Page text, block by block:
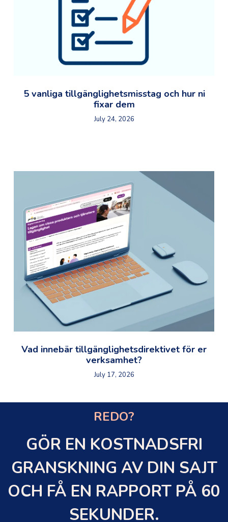
5 vanliga tillgänglighetsmisstag och hur ni
fixar dem
July 24, 2026
Vad innebär tillgänglighetsdirektivet för er
verksamhet?
July 17, 2026
REDO?
GÖR EN KOSTNADSFRI
GRANSKNING AV DIN SAJT
OCH FÅ EN RAPPORT PÅ 60
SEKUNDER.